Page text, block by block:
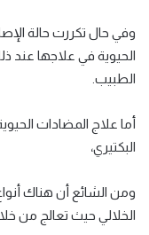
وفي حال تكررت حالة
الحيوية في علاجها عند
الطبيب.
أما علاج المضادات
البكتيري،
ومن الشائع أن هناك
الخلالي حيث تعالج من